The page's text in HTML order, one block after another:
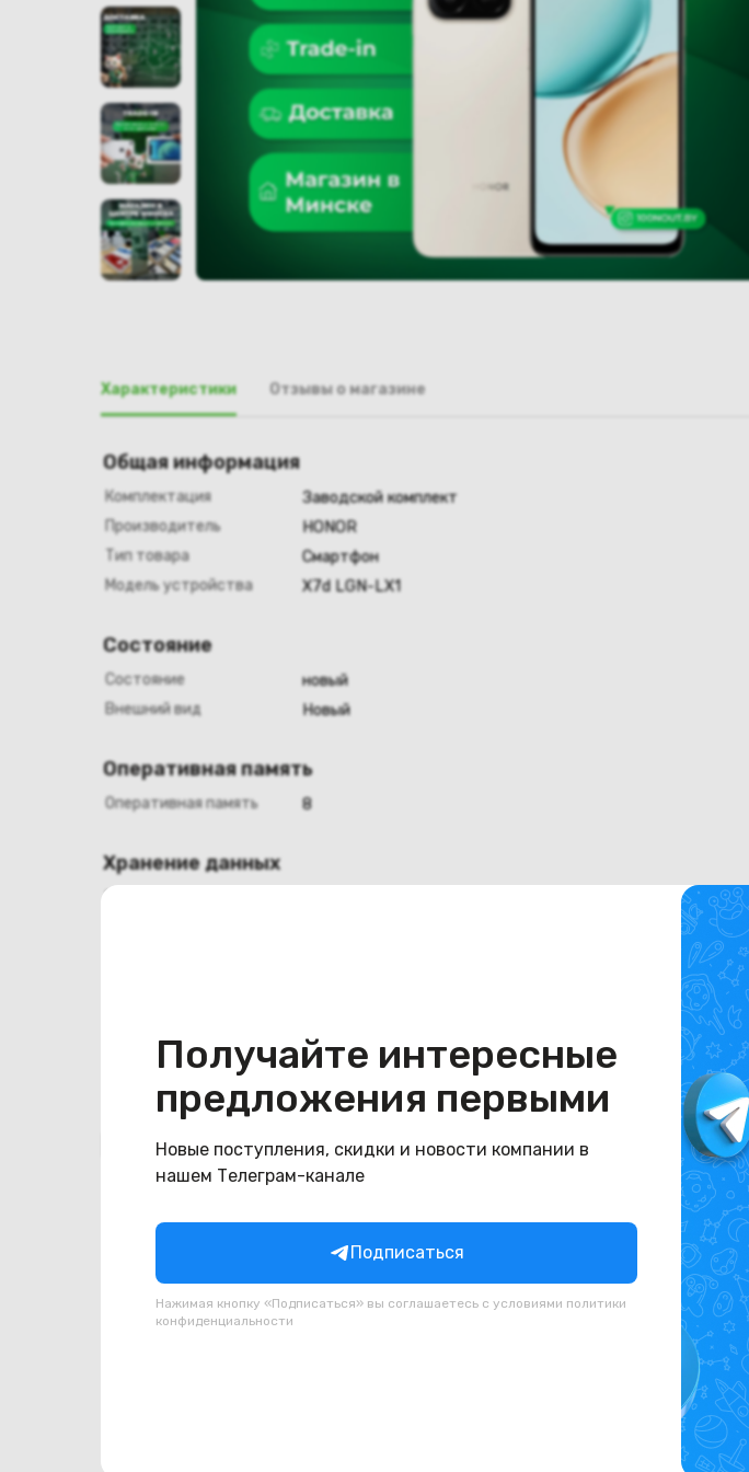
Получайте интересные
предложения первыми
Новые поступления, скидки и новости компании в
нашем Телеграм-канале
Подписаться
Нажимая кнопку «Подписаться» вы соглашаетесь с условиями политики
конфиденциальности
Характеристики Отзывы о магазине
Общая информация
Комплектация
Заводской комплект
Производитель
HONOR
Тип товара
Смартфон
Модель устройства
X7d LGN-LX1
Состояние
Состояние
новый
Внешний вид
Новый
Оперативная память
Оперативная память 8
Хранение данных
Похожие товары
(новый. запечатан.) HONOR